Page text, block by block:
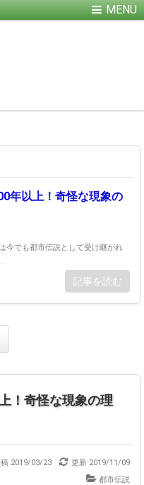
年以上！奇怪な現象の
今でも都市伝説として受け継がれ
記事を読む
！奇怪な現象の理
稿 2019/03/23 更新 2019/11/09
都市伝説